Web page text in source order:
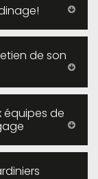
de son
équipes de